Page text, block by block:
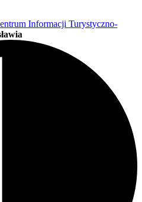
Informacji Turystyczno-